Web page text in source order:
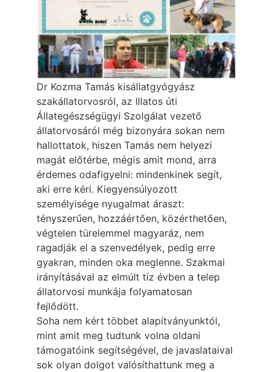
Dr Kozma Tamás kisállatgyógyász
szakállatorvosról, az Illatos úti
Állategészségügyi Szolgálat vezető
állatorvosáról még bizonyára sokan nem
hallottatok, hiszen Tamás nem helyezi
magát előtérbe, mégis amit mond, arra
érdemes odafigyelni: mindenkinek segít,
aki erre kéri. Kiegyensúlyozott
személyisége nyugalmat áraszt:
tényszerűen, hozzáértően, közérthetően,
végtelen türelemmel magyaráz, nem
ragadják el a szenvedélyek, pedig erre
gyakran, minden oka meglenne. Szakmai
irányításával az elmúlt tíz évben a telep
állatorvosi munkája folyamatosan
fejlődött.
Soha nem kért többet alapítványunktól,
mint amit meg tudtunk volna oldani
támogatóink segítségével, de javaslataival
sok olyan dolgot valósíthattunk meg a